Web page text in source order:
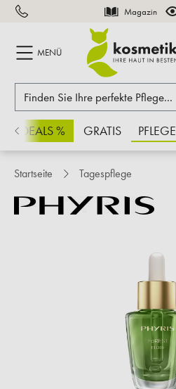
springen Magazin
MENÜ
% GRATIS PFLEGE
Startseite Tagespflege